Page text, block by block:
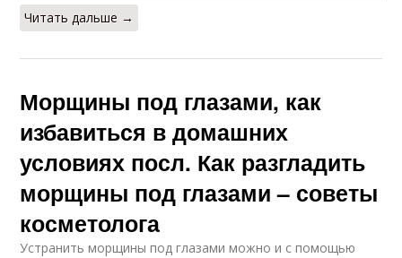
Читать дальше →
Морщины под глазами, как
избавиться в домашних
условиях посл. Как разгладить
морщины под глазами – советы
косметолога
Устранить морщины под глазами можно и с помощью